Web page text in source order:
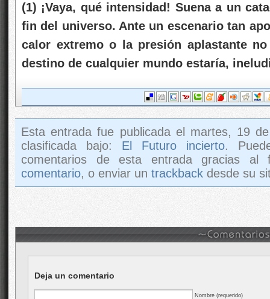
(1) ¡Vaya, qué intensidad! Suena a un
fin del universo. Ante un escenario tan
calor extremo o la presión aplastante
destino de cualquier mundo estaría,
Esta entrada fue publicada el martes, 19
clasificada bajo: El Futuro incierto.
comentarios de esta entrada gracias
comentario, o enviar un trackback desde su
Deja un comentario
Nombre (requerido)